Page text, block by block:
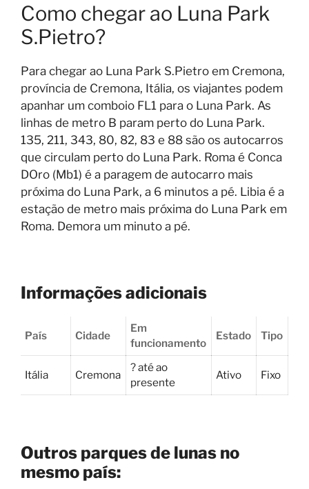
Como chegar ao Luna Park
S.Pietro?
Para chegar ao Luna Park S.Pietro em Cremona,
província de Cremona, Itália, os viajantes podem
apanhar um comboio FL1 para o Luna Park. As
linhas de metro B param perto do Luna Park.
135, 211, 343, 80, 82, 83 e 88 são os autocarros
que circulam perto do Luna Park. Roma é Conca
DOro (Mb1) é a paragem de autocarro mais
próxima do Luna Park, a 6 minutos a pé. Libia é a
estação de metro mais próxima do Luna Park em
Roma. Demora um minuto a pé.
Informações adicionais
País Cidade
Em
funcionamento
Estado Tipo
Itália Cremona
? até ao
presente
Ativo Fixo
Outros parques de lunas no
mesmo país: